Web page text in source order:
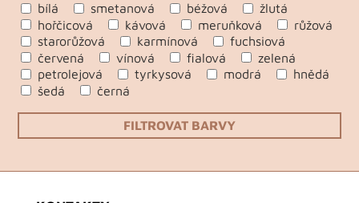
bílá
smetanová béžová
žlutá
hořčicová
kávová meruňková
růžová
starorůžová
karmínová
fuchsiová
červená
vínová fialová
zelená
petrolejová
tyrkysová modrá
hnědá
šedá
černá
FILTROVAT BARVY